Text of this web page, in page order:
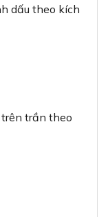
dấu theo kích
trần theo